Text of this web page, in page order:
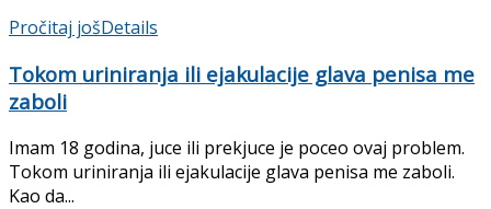
Pročitaj jošDetails
Tokom uriniranja ili ejakulacije glava penisa me
zaboli
Imam 18 godina, juce ili prekjuce je poceo ovaj problem.
Tokom uriniranja ili ejakulacije glava penisa me zaboli.
Kao da...